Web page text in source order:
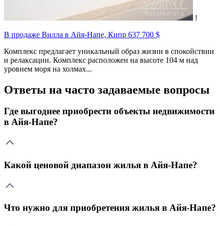
!
В продаже Вилла в Айя-Напе, Кипр 637 700 $
Комплекс предлагает уникальный образ жизни в спокойствии
и релаксации. Комплекс расположен на высоте 104 м над
уровнем моря на холмах...
Ответы на часто задаваемые вопросы
Где выгоднее приобрести объекты недвижимости
в Айя-Напе?
Какой ценовой диапазон жилья в Айя-Напе?
Что нужно для приобретения жилья в Айя-Напе?